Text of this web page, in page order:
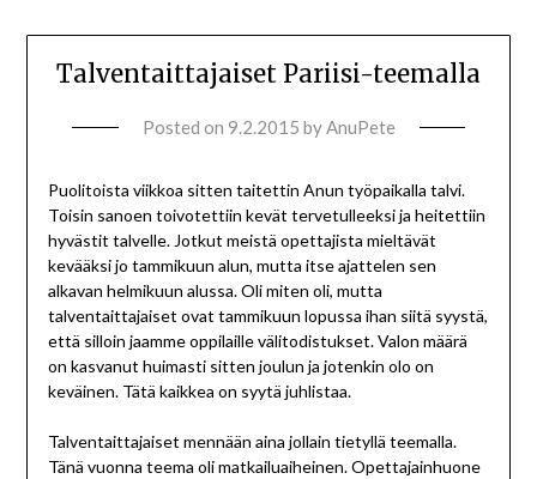
Talventaittajaiset Pariisi-teemalla
Posted on 9.2.2015 byAnuPete
Puolitoista viikkoa sitten taitettin Anun työpaikalla talvi.
Toisin sanoen toivotettiin kevät tervetulleeksi ja heitettiin
hyvästit talvelle. Jotkut meistä opettajista mieltävät
kevääksi jo tammikuun alun, mutta itse ajattelen sen
alkavan helmikuun alussa. Oli miten oli, mutta
talventaittajaiset ovat tammikuun lopussa ihan siitä syystä,
että silloin jaamme oppilaille välitodistukset. Valon määrä
on kasvanut huimasti sitten joulun ja jotenkin olo on
keväinen. Tätä kaikkea on syytä juhlistaa.
Talventaittajaiset mennään aina jollain tietyllä teemalla.
Tänä vuonna teema oli matkailuaiheinen. Opettajainhuone